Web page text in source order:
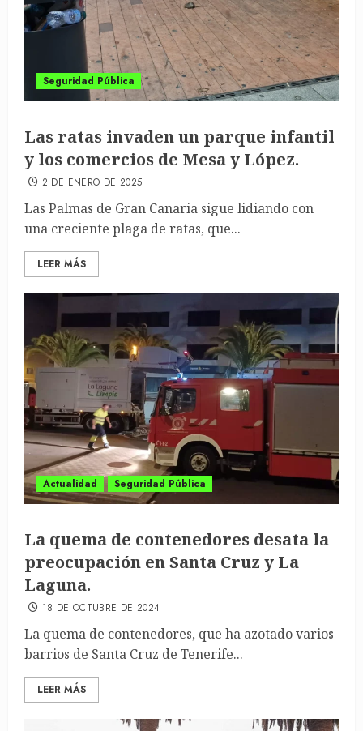
Seguridad Pública
Las ratas invaden un parque infantil
y los comercios de Mesa y López.
2 DE ENERO DE 2025
Las Palmas de Gran Canaria sigue lidiando con
una creciente plaga de ratas, que...
LEER MÁS
Actualidad Seguridad Pública
La quema de contenedores desata la
preocupación en Santa Cruz y La
Laguna.
18 DE OCTUBRE DE 2024
La quema de contenedores, que ha azotado varios
barrios de Santa Cruz de Tenerife...
LEER MÁS